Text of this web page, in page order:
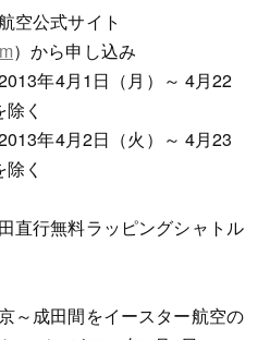
空公式サイト
）から申し込み
年4月1日（月）～ 4月22
く
月2日（火）～ 4月23
く
直行無料ラッピングシャトル
～成田間をイースター航空の